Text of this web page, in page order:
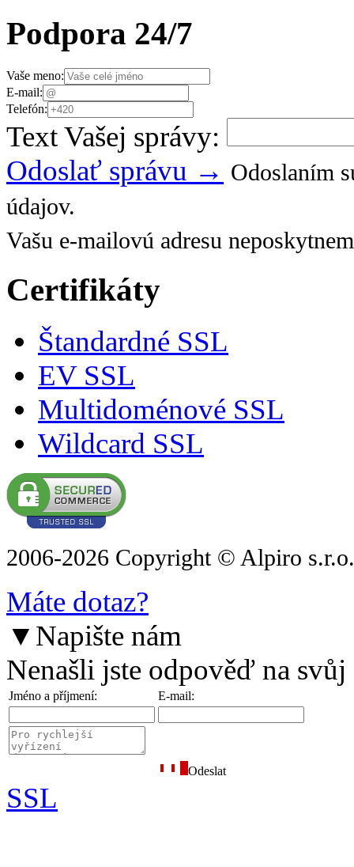
Podpora 24/7
Vaše meno:
E-mail:
Telefón:
Text Vašej správy:
Odoslať správu → Odoslaním
údajov.
Vašu e-mailovú adresu
Certifikáty
Štandardné SSL
EV SSL
Multidoménové SSL
Wildcard SSL
2006-2026 Copyright © Alpiro
Máte dotaz?
▼ Napište nám
Nenašli jste odpověď na
Jméno a příjmení: E-mail:
Odeslat
SSL